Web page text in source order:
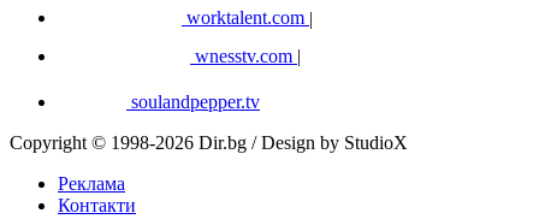
worktalent.com |
wnesstv.com |
soulandpepper.tv
Copyright © 1998-2026 Dir.bg / Design by StudioX
Реклама
Контакти